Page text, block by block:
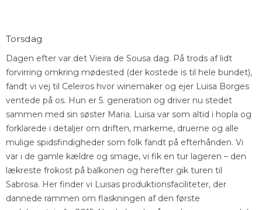
Torsdag
Dagen efter var det Vieira de Sousa dag. På trods af lidt
forvirring omkring mødested (der kostede is til hele bundet),
fandt vi vej til Celeiros hvor winemaker og ejer Luisa Borges
ventede på os. Hun er 5. generation og driver nu stedet
sammen med sin søster Maria. Luisa var som altid i hopla og
forklarede i detaljer om driften, markerne, druerne og alle
mulige spidsfindigheder som folk fandt på efterhånden. Vi
var i de gamle kældre og smage, vi fik en tur lageren – den
lækreste frokost på balkonen og herefter gik turen til
Sabrosa. Her finder vi Luisas produktionsfaciliteter, der
dannede rammen om flaskningen af den første